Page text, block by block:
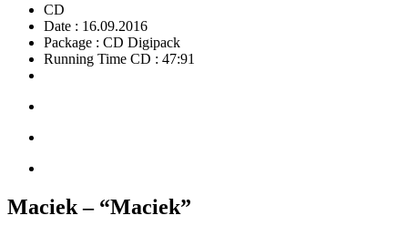
CD
Date : 16.09.2016
Package : CD Digipack
Running Time CD : 47:91
Maciek – “Maciek”